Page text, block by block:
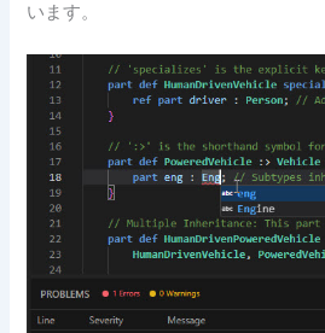
います。